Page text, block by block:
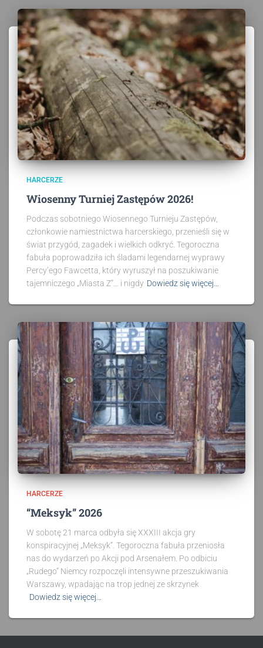
HARCERZE
Wiosenny Turniej Zastępów 2026!
Podczas sobotniego Wiosennego Turnieju Zastępów,
członkowie namiestnictwa harcerskiego, przenieśli się w
świat przygód, zagadek i wielkich odkryć. Tegoroczna
fabuła poprowadziła ich śladami legendarnej wyprawy
Percy’ego Fawcetta, który wyruszył na poszukiwanie
tajemniczego „Miasta Z”… i nigdy Dowiedz się więcej…
HARCERZE
“Meksyk” 2026
W sobotę 21 marca odbyła się XXXIII akcja gry
konspiracyjnej „Meksyk”. Tegoroczna fabuła przeniosła
nas do wydarzeń po Akcji pod Arsenałem. Po odbiciu
„Rudego” Niemcy rozpoczęli intensywne przeszukiwania
Warszawy, wpadając na trop jednej ze skrzynek
Dowiedz się więcej…